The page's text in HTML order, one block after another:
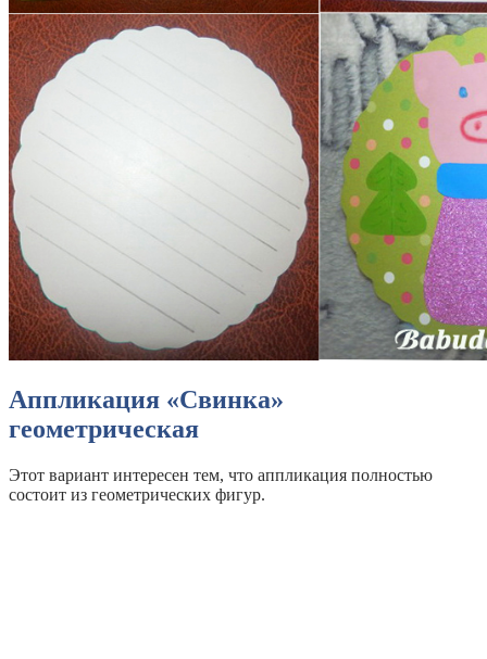
Аппликация «Свинка»
геометрическая
Этот вариант интересен тем, что аппликация полностью
состоит из геометрических фигур.